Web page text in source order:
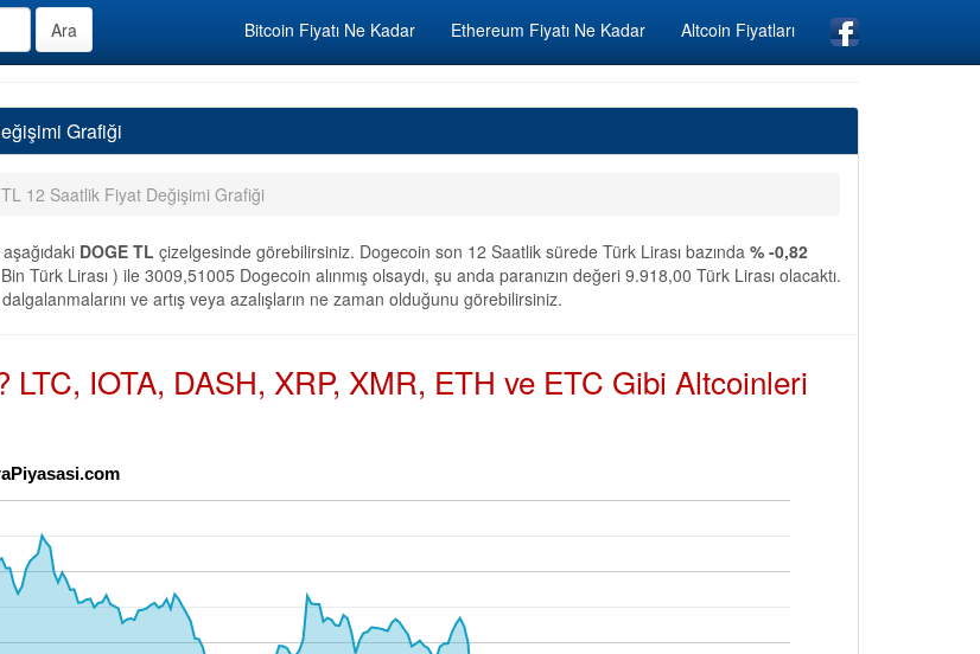
Bitcoin Fiyatı Ne Kadar Ethereum Fiyatı Ne Kadar Altcoin Fiyatları
Grafiği
12 Saatlik Fiyat Değişimi Grafiği
DOGE TL çizelgesinde görebilirsiniz. Dogecoin son 12 Saatlik sürede Türk Lirası bazında % -0,82
Türk Lirası ) ile 3009,51005 Dogecoin alınmış olsaydı, şu anda paranızın değeri 9.918,00 Türk Lirası olacaktı.
ve artış veya azalışların ne zaman olduğunu görebilirsiniz.
LTC, IOTA, DASH, XRP, XMR, ETH ve ETC Gibi Altcoinleri